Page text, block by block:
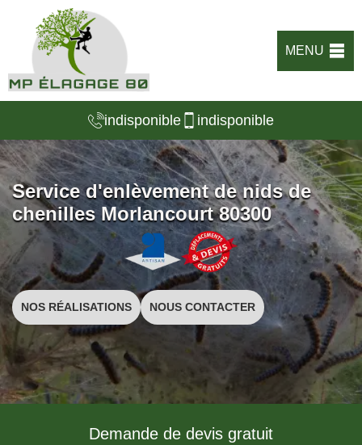
MENU
indisponible indisponible
Service d'enlèvement de nids de
chenilles Morlancourt 80300
NOS RÉALISATIONS NOUS CONTACTER
Demande de devis gratuit